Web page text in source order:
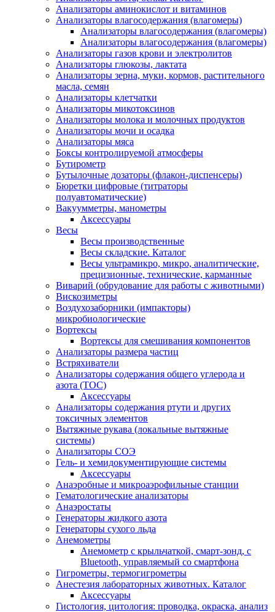
Анализаторы аминокислот и витаминов
Анализаторы влагосодержания (влагомеры)
Анализаторы влагосодержания (влагомеры)
Анализаторы влагосодержания (влагомеры)
Анализаторы газов крови и электролитов
Анализаторы глюкозы, лактата
Анализаторы зерна, муки, кормов, растительного
масла, семян
Анализаторы клетчатки
Анализаторы микотоксинов
Анализаторы молока и молочных продуктов
Анализаторы мочи и осадка
Анализаторы мяса
Боксы контролируемой атмосферы
Бутирометр
Бутылочные дозаторы (флакон-диспенсеры)
Бюретки цифровые (титраторы
полуавтоматические)
Вакуумметры, манометры
Аксессуары
Весы
Весы производственные
Весы складские. Каталог
Весы ультрамикро, микро, аналитические,
прецизионные, технические, карманные
Виварий (обрудование для работы с животными)
Вискозиметры
Воздухозаборники (импакторы)
микробиологические
Вортексы
Вортексы для смешивания компонентов
Анализаторы размера частиц
Встряхиватели
Анализаторы содержания общего углерода и
азота (ТОС)
Аксессуары
Анализаторы содержания ртути и других
токсичных элементов
Вытяжные рукава (локальные вытяжные
системы)
Анализаторы СОЭ
Гель- и хемидокументирующие системы
Аксессуары
Анаэробные и микроаэрофильные станции
Гематологические анализаторы
Анаэростаты
Генераторы жидкого азота
Генераторы сухого льда
Анемометры
Анемометр с крыльчаткой, смарт-зонд, с
Bluetooth, управляемый со смартфона
Гигрометры, термогигрометры
Анестезия лабораторных животных. Каталог
Аксессуары
Гистология, цитология: проводка, окраска, анализ